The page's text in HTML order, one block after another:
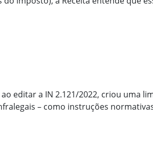
editar a IN 2.121/2022, criou uma
– como instruções